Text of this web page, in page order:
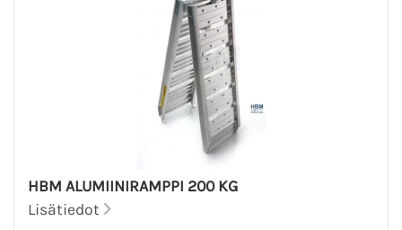
HBM ALUMIINIRAMPPI 200 KG
Lisätiedot